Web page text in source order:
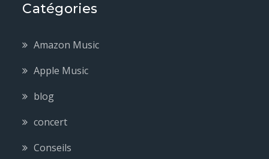
Catégories
Amazon Music
Apple Music
blog
concert
Conseils